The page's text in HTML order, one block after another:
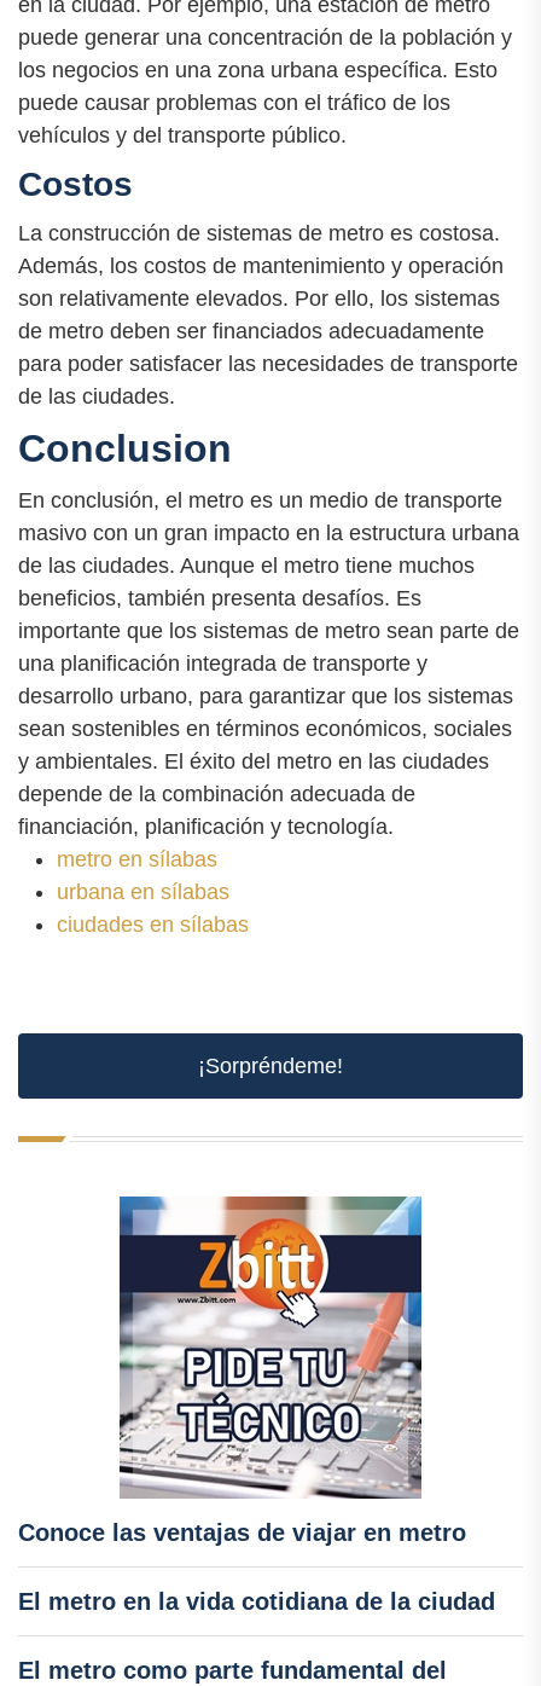
puede generar una concentración de la población y
los negocios en una zona urbana específica. Esto
puede causar problemas con el tráfico de los
vehículos y del transporte público.
Costos
La construcción de sistemas de metro es costosa.
Además, los costos de mantenimiento y operación
son relativamente elevados. Por ello, los sistemas
de metro deben ser financiados adecuadamente
para poder satisfacer las necesidades de transporte
de las ciudades.
Conclusion
En conclusión, el metro es un medio de transporte
masivo con un gran impacto en la estructura urbana
de las ciudades. Aunque el metro tiene muchos
beneficios, también presenta desafíos. Es
importante que los sistemas de metro sean parte de
una planificación integrada de transporte y
desarrollo urbano, para garantizar que los sistemas
sean sostenibles en términos económicos, sociales
y ambientales. El éxito del metro en las ciudades
depende de la combinación adecuada de
financiación, planificación y tecnología.
metro en sílabas
urbana en sílabas
ciudades en sílabas
¡Sorpréndeme!
Conoce las ventajas de viajar en metro
El metro en la vida cotidiana de la ciudad
El metro como parte fundamental del